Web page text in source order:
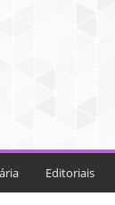
Editoriais